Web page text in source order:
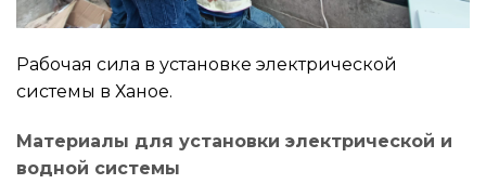
Рабочая сила в установке электрической
системы в Ханое.
Материалы для установки электрической и
водной системы